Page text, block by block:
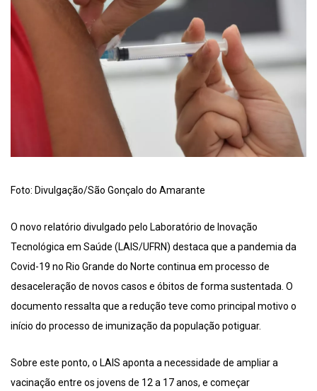
Foto: Divulgação/São Gonçalo do Amarante
O novo relatório divulgado pelo Laboratório de Inovação
Tecnológica em Saúde (LAIS/UFRN) destaca que a pandemia da
Covid-19 no Rio Grande do Norte continua em processo de
desaceleração de novos casos e óbitos de forma sustentada. O
documento ressalta que a redução teve como principal motivo o
início do processo de imunização da população potiguar.
Sobre este ponto, o LAIS aponta a necessidade de ampliar a
vacinação entre os jovens de 12 a 17 anos, e começar